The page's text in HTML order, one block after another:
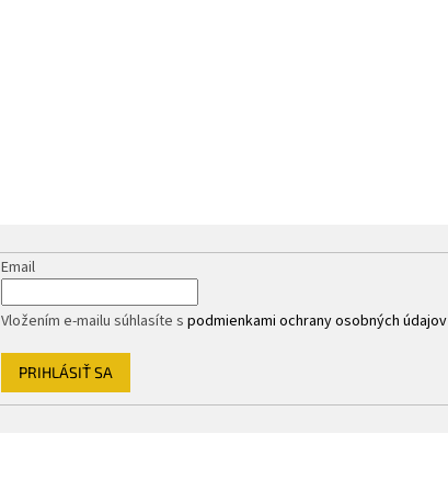
Email
Vložením e-mailu súhlasíte spodmienkami ochrany osobných údajov
PRIHLÁSIŤ SA